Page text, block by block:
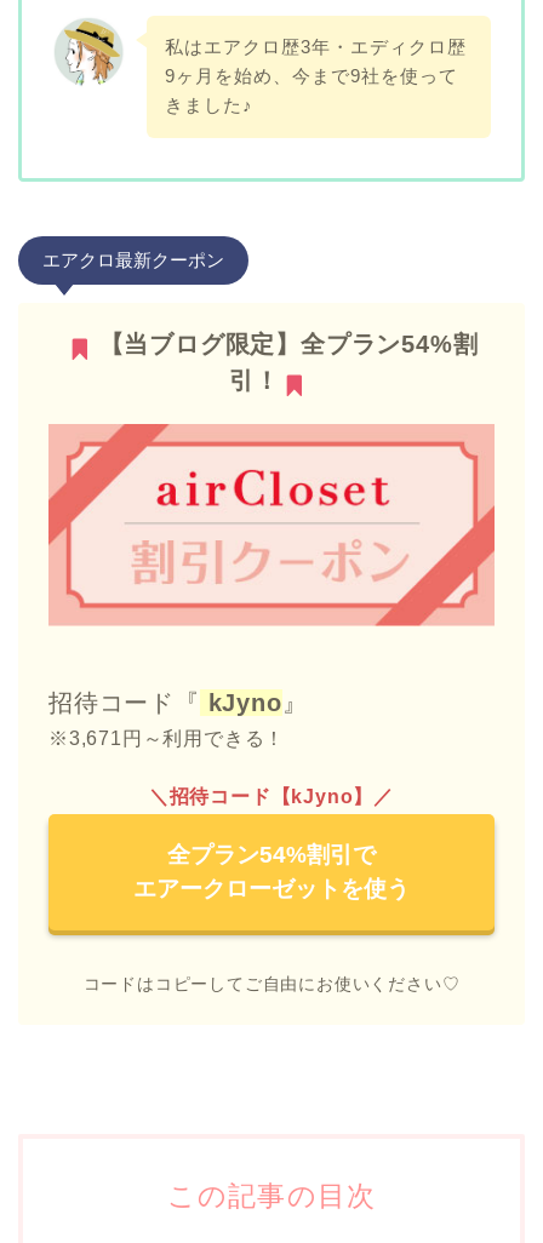
私はエアクロ歴3年・エディクロ歴
9ヶ月を始め、今まで9社を使って
きました♪
エアクロ最新クーポン
【当ブログ限定】全プラン54%割
引！
招待コード『 kJyno 』
※3,671円～利用できる！
＼招待コード【kJyno】／
全プラン54%割引で
エアークローゼットを使う
コードはコピーしてご自由にお使いください♡
この記事の目次